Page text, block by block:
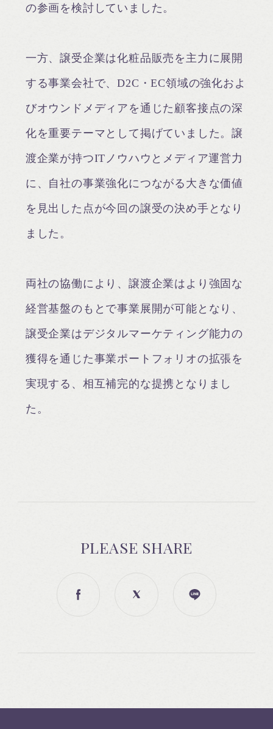
の参画を検討していました。
一方、譲受企業は化粧品販売を主力に展開
する事業会社で、D2C・EC領域の強化およ
びオウンドメディアを通じた顧客接点の深
化を重要テーマとして掲げていました。譲
渡企業が持つITノウハウとメディア運営力
に、自社の事業強化につながる大きな価値
を見出した点が今回の譲受の決め手となり
ました。
両社の協働により、譲渡企業はより強固な
経営基盤のもとで事業展開が可能となり、
譲受企業はデジタルマーケティング能力の
獲得を通じた事業ポートフォリオの拡張を
実現する、相互補完的な提携となりまし
た。
PLEASE SHARE